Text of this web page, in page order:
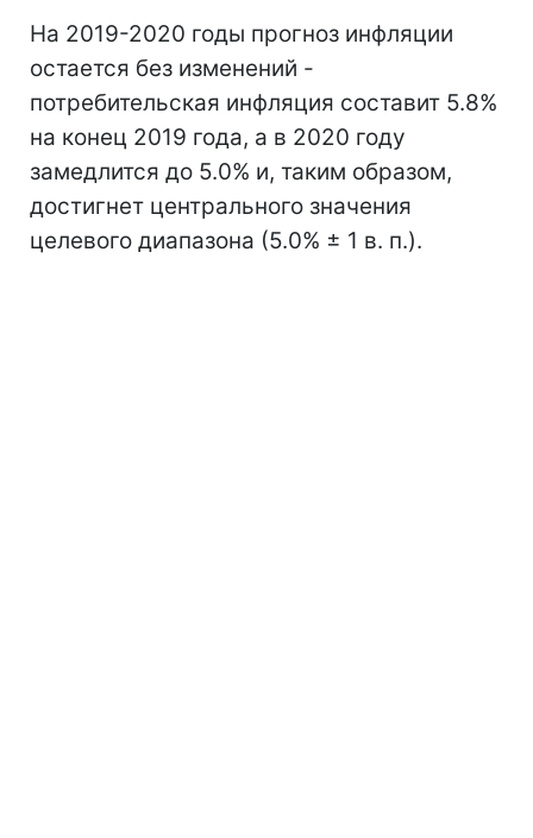
На 2019-2020 годы прогноз инфляции
остается без изменений -
потребительская инфляция составит 5.8%
на конец 2019 года, а в 2020 году
замедлится до 5.0% и, таким образом,
достигнет центрального значения
целевого диапазона (5.0% ± 1 в. п.).